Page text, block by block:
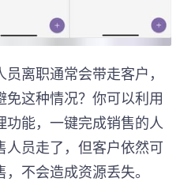
员离职通常会带走客户，
免这种情况？你可以利用
功能，一键完成销售的人
人员走了，但客户依然可
不会造成资源丢失。